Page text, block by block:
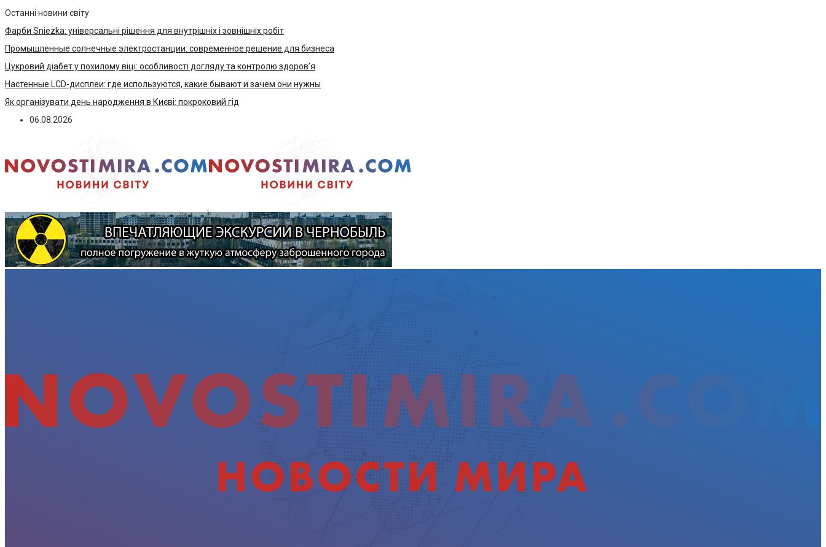
Останні новини світу
Фарби Sniezka: універсальні рішення для внутрішніх і зовнішніх робіт
Промышленные солнечные электростанции: современное решение для бизнеса
Цукровий діабет у похилому віці: особливості догляду та контролю здоров’я
Настенные LCD-дисплеи: где используются, какие бывают и зачем они нужны
Як організувати день народження в Києві: покроковий гід
06.08.2026